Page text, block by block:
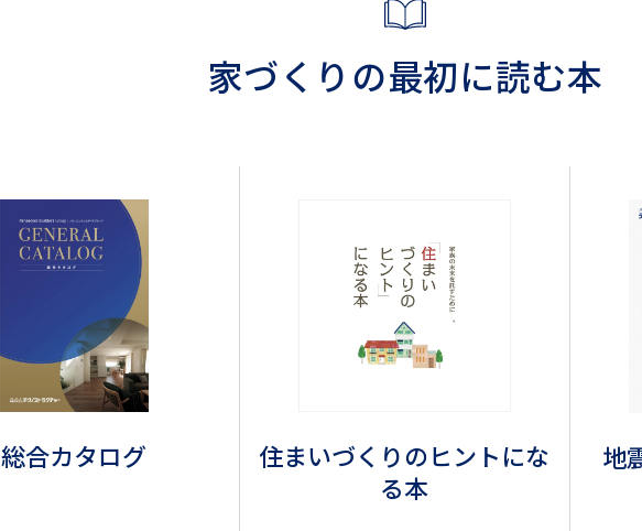
家づくりの最初に読む本
総合カタログ
住まいづくりのヒントにな
る本
地